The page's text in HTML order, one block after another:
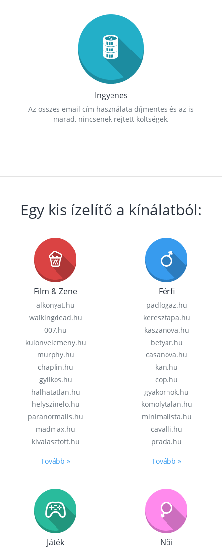
Ingyenes
Az összes email cím használata díjmentes és az is
marad, nincsenek rejtett költségek.
Egy kis ízelítő a kínálatból:
Film & Zene
alkonyat.hu
walkingdead.hu
007.hu
kulonvelemeny.hu
murphy.hu
chaplin.hu
gyilkos.hu
halhatatlan.hu
helyszinelo.hu
paranormalis.hu
madmax.hu
kivalasztott.hu
Tovább »
Férfi
padlogaz.hu
keresztapa.hu
kaszanova.hu
betyar.hu
casanova.hu
kan.hu
cop.hu
gyakornok.hu
komolytalan.hu
minimalista.hu
cavalli.hu
prada.hu
Tovább »
Játék Női